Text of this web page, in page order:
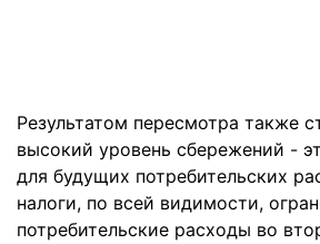
Результатом пересмотра также
высокий уровень сбережений -
для будущих потребительских
налоги, по всей видимости,
потребительские расходы во